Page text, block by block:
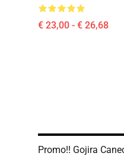
€ 23,00 - € 26,68
Promo!! Gojira